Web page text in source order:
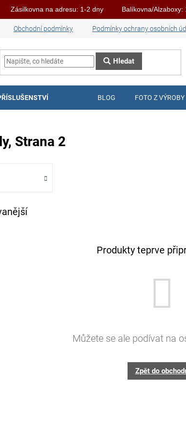
Zásilkovna na adresu: 1-2 dny Balíkovna/Alzaboxy:
Obchodní podmínky Podmínky ochrany osobních
Hledat
BLOG FOTO Z VÝROBY
, Strana 2
Produkty teprve
Můžete se ale podívat na
Zpět do